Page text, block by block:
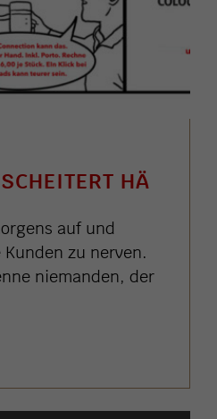
HÄ
auf und
zu nerven.
niemanden, der